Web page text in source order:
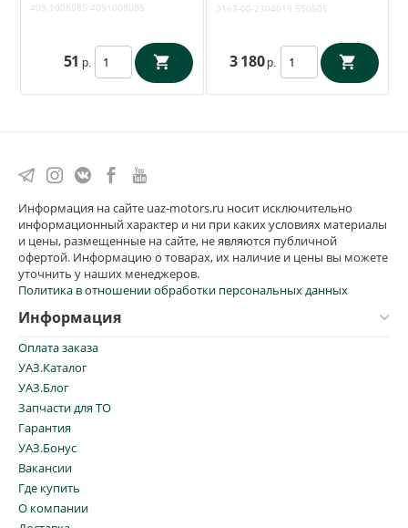
409.1008085 4091008085
51 р.
шкворневой ключ) (RedBTR)
3163-00-2304019 550505
3 180 р.
Информация на сайте uaz-motors.ru носит исключительно
информационный характер и ни при каких условиях материалы
и цены, размещенные на сайте, не являются публичной
офертой. Информацию о товарах, их наличие и цены вы можете
уточнить у наших менеджеров.
Политика в отношении обработки персональных данных
Информация
Оплата заказа
УАЗ.Каталог
УАЗ.Блог
Запчасти для ТО
Гарантия
УАЗ.Бонус
Вакансии
Где купить
О компании